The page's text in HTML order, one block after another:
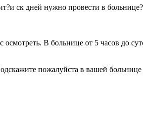
ск дней нужно провести в больнице?
В больнице от 5 часов до
пожалуйста в вашей